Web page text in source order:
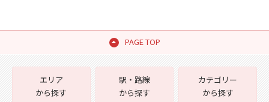
PAGE TOP
エリア
から探す
駅・路線
から探す
カテゴリー
から探す